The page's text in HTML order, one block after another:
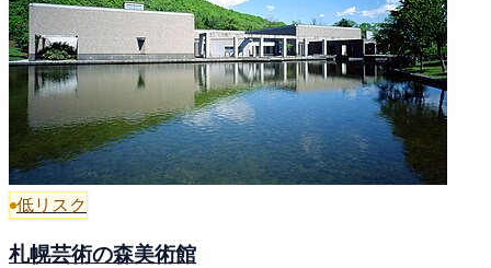
低リスク
札幌芸術の森美術館